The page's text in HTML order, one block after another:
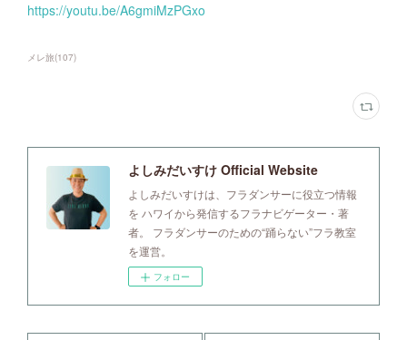
https://youtu.be/A6gmiMzPGxo
メレ旅(107)
よしみだいすけ Official Website
よしみだいすけは、フラダンサーに役立つ情報
を ハワイから発信するフラナビゲーター・著
者。 フラダンサーのための“踊らない”フラ教室
を運営。
フォロー